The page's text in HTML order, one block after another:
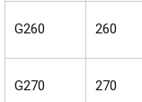
G260 260
G270 270